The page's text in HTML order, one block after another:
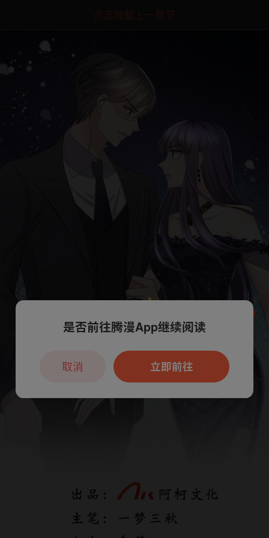
点击加载上一章节
本章节仅支持App阅读，可打开App新用
户7天免费看
是否前往腾漫App继续阅读
立即前往
取消